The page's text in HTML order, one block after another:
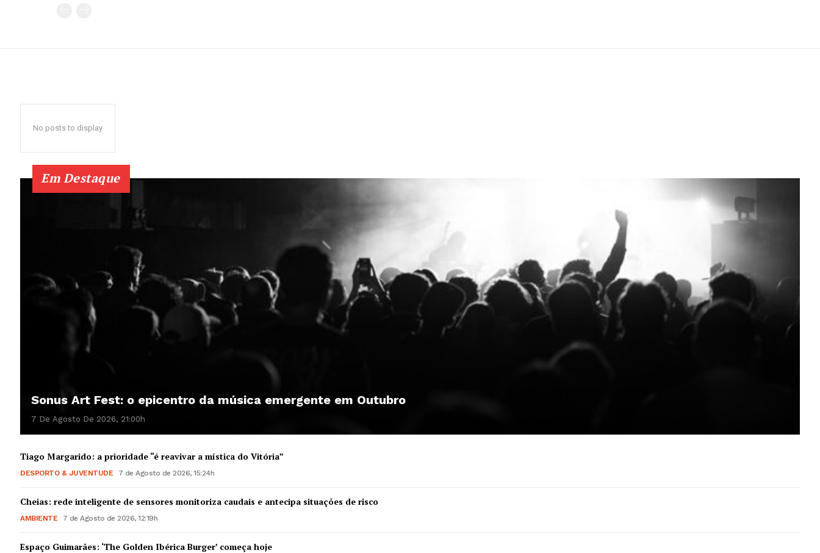
Guimarães, agora!
No posts to display
Em Destaque
Sonus Art Fest: o epicentro da música emergente em Outubro
7 De Agosto De 2026, 21:00h
Tiago Margarido: a prioridade “é reavivar a mística do Vitória”
DESPORTO & JUVENTUDE 7 de Agosto de 2026, 15:24h
Cheias: rede inteligente de sensores monitoriza caudais e antecipa situações de risco
AMBIENTE 7 de Agosto de 2026, 12:19h
Espaço Guimarães: ‘The Golden Ibérica Burger’ começa hoje